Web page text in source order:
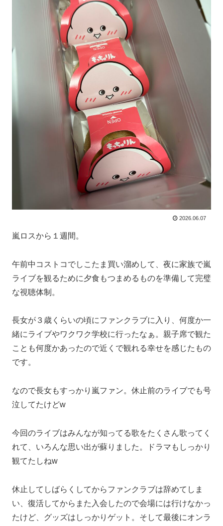
2026.06.07
嵐ロスから１週間。
午前中コストコでしこたま買い溜めして、夜に家族で嵐
ライブを観るために夕食もつまめるものを準備して完璧
な視聴体制。
長女が３歳くらいの頃にファンクラブに入り、何度か一
緒にライブやワクワク学校に行ったなぁ。親子席で観た
ことも何度かあったので近くで観れる幸せを感じたもの
です。
なので長女もすっかり嵐ファン。休止前のライブでも号
泣してたけどw
今回のライブはみんなが知ってる歌をたくさん歌ってく
れて、いろんな思い出が蘇りました。ドラマもしっかり
観てたしねw
休止してしばらくしてからファンクラブは辞めてしま
い、復活してからまた入会したので会場には行けなかっ
たけど、グッズはしっかりゲット。そして最後にオンラ